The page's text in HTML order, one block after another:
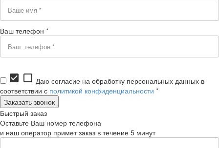
Ваш телефон *
check_box check_box_outline_blank Даю согласие на обработку персональных данных в
соответствии с политикой конфиденциальности *
Быстрый заказ
Оставьте Ваш номер телефона
и наш оператор примет заказ в течение 5 минут